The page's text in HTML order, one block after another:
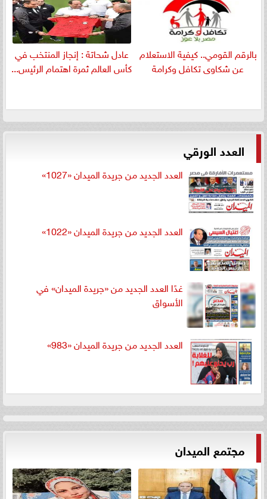
بالرقم القومي.. كيفية الاستعلام
عن شكاوى تكافل وكرامة
عادل شحاتة : إنجاز المنتخب في
كأس العالم ثمرة اهتمام الرئيس...
العدد الورقي
العدد الجديد من جريدة الميدان «1027»
العدد الجديد من جريدة الميدان «1022»
غدًا العدد الجديد من «جريدة الميدان» في
الأسواق
العدد الجديد من جريدة الميدان «983»
مجتمع الميدان